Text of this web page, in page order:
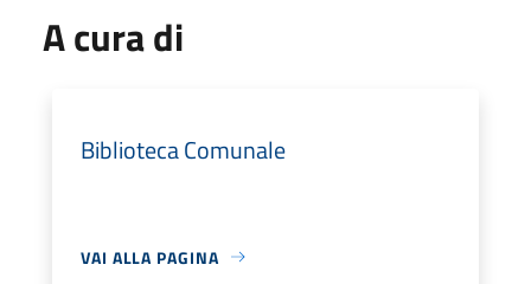
A cura di
Biblioteca Comunale
VAI ALLA PAGINA